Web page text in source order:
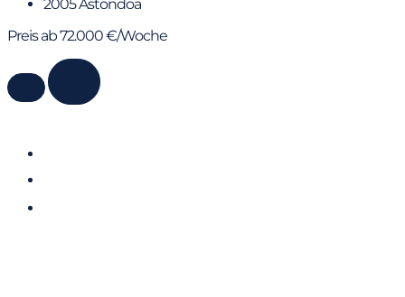
2005 Astondoa
Preis ab 72.000 €/Woche